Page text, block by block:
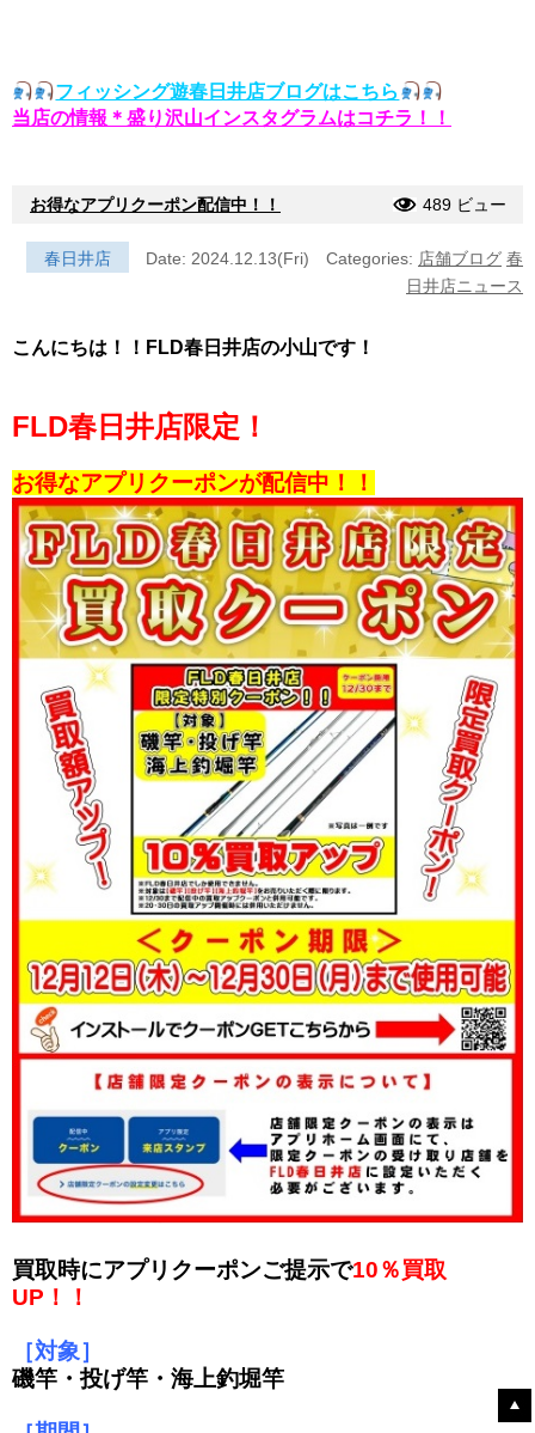
フィッシング遊春日井店ブログはこちら
当店の情報＊盛り沢山インスタグラムはコチラ！！
お得なアプリクーポン配信中！！ 489 ビュー
春日井店 Date: 2024.12.13(Fri) Categories: 店舗ブログ 春
日井店ニュース
こんにちは！！FLD春日井店の小山です！
FLD春日井店限定！
お得なアプリクーポンが配信中！！
買取時にアプリクーポンご提示で10％買取
UP！！
［対象］
磯竿・投げ竿・海上釣堀竿